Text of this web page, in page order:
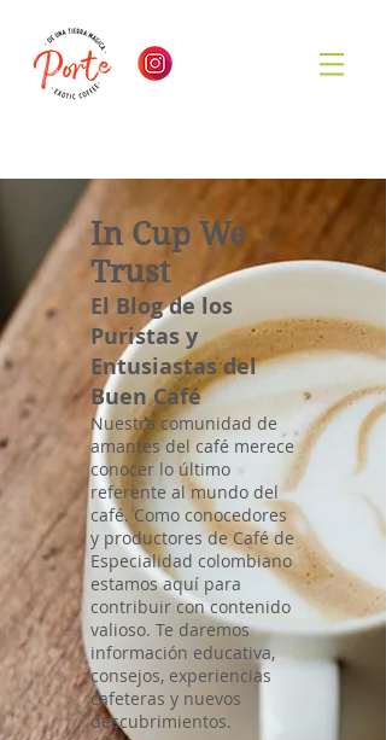
In Cup We
Trust
El Blog de los
Puristas y
Entusiastas del
Buen Café
Nuestra comunidad de
amantes del café merece
conocer lo último
referente al mundo del
café. Como conocedores
y productores de Café de
Especialidad colombiano
estamos aquí para
contribuir con contenido
valioso. Te daremos
información educativa,
consejos, experiencias
cafeteras y nuevos
descubrimientos.